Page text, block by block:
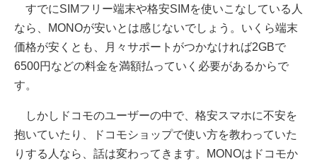
すでにSIMフリー端末や格安SIMを使いこなしている人
なら、MONOが安いとは感じないでしょう。いくら端末
価格が安くとも、月々サポートがつかなければ2GBで
6500円などの料金を満額払っていく必要があるからで
す。
しかしドコモのユーザーの中で、格安スマホに不安を
抱いていたり、ドコモショップで使い方を教わっていた
りする人なら、話は変わってきます。MONOはドコモか